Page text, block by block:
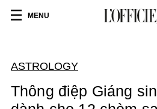
MENU
ASTROLOGY
Thông điệp Giáng